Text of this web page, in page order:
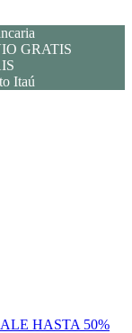
GRATIS
Itaú
HASTA 50%